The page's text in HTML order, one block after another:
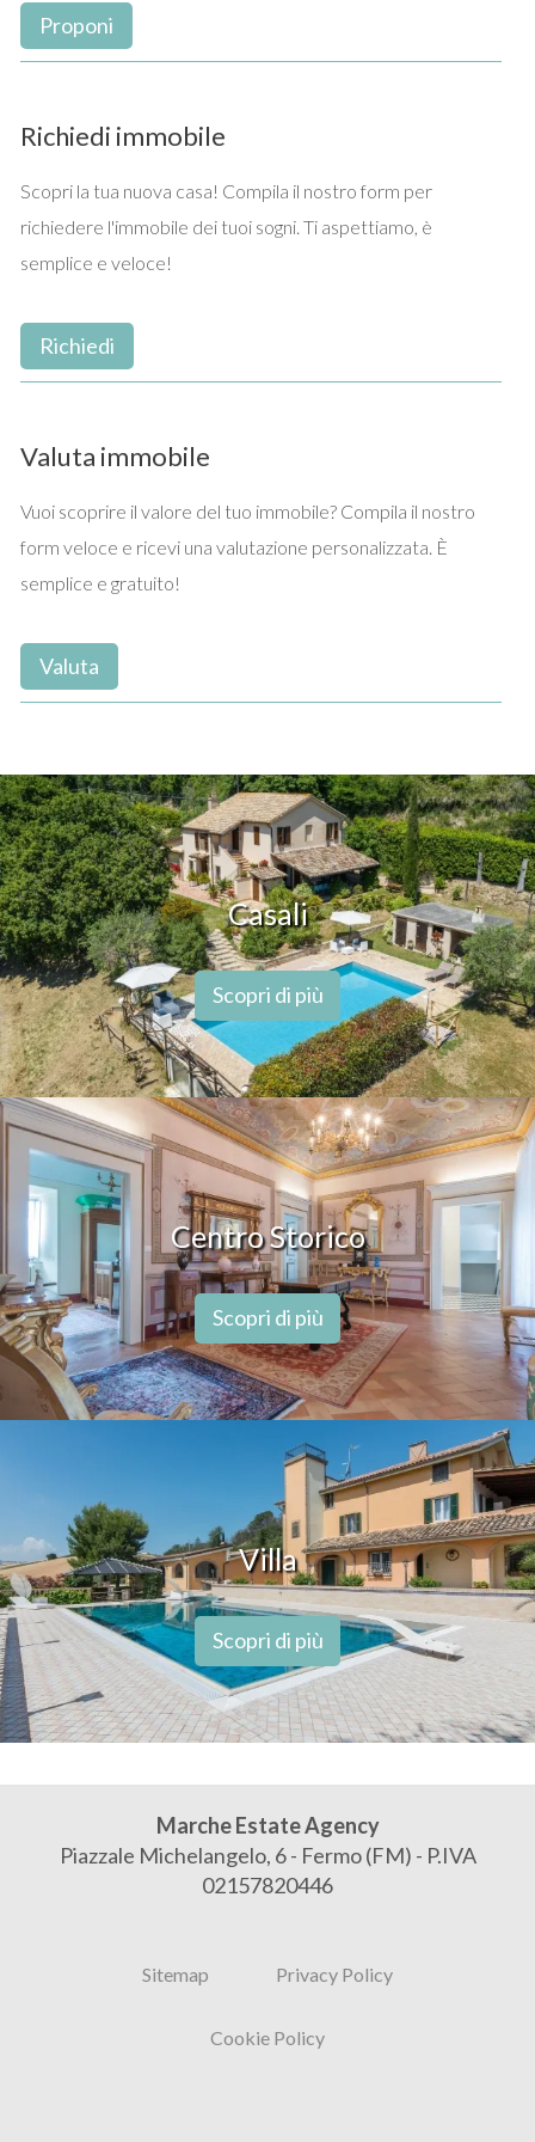
orario.
Grazie alla sua posizione, questa prestigiosa dimora è il
trovandosi a soli 400 mt dalla piazza principale. Questo
esclusivo appartamento in vendita è un'ottima soluzione
per chi vuole acquistare un immobile di Lusso.
Perfettamente funzionale anche come studio di
rappresentanza per un professionista.
Proponi
Richiedi immobile
Scopri la tua nuova casa! Compila il nostro form per
richiedere l'immobile dei tuoi sogni. Ti aspettiamo, è
semplice e veloce!
Richiedi
Valuta immobile
Vuoi scoprire il valore del tuo immobile? Compila il nostro
form veloce e ricevi una valutazione personalizzata. È
semplice e gratuito!
Valuta
Casali
Scopri di più
Centro Storico
Scopri di più
Villa
Scopri di più
Marche Estate Agency
Piazzale Michelangelo, 6 - Fermo (FM) - P.IVA
02157820446
Sitemap Privacy Policy
Cookie Policy